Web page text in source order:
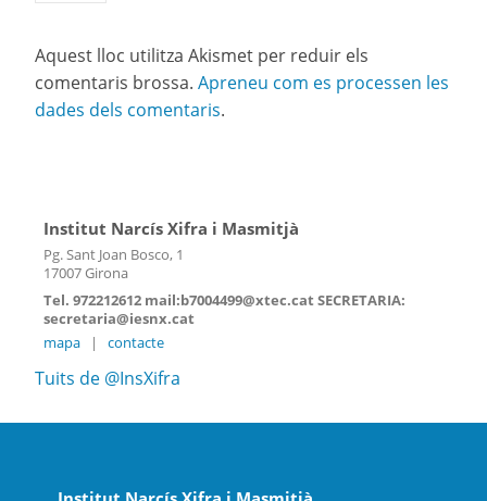
Aquest lloc utilitza Akismet per reduir els
comentaris brossa. Apreneu com es processen les
dades dels comentaris.
Institut Narcís Xifra i Masmitjà
Pg. Sant Joan Bosco, 1
17007 Girona
Tel. 972212612 mail:b7004499@xtec.cat SECRETARIA:
secretaria@iesnx.cat
mapa
| contacte
Tuits de @InsXifra